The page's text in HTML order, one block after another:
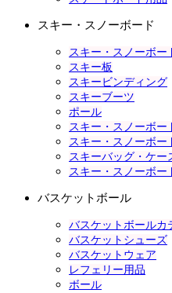
スキー・スノーボード
スキー・スノーボー
スキー板
スキービンディング
スキーブーツ
ポール
スキー・スノーボー
スキー・スノーボー
スキーバッグ・ケー
スキー・スノーボー
バスケットボール
バスケットボールカ
バスケットシューズ
バスケットウェア
レフェリー用品
ボール